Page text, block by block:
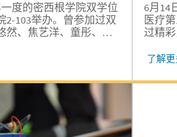
度的密西根学院双学位
2-103举办。曾参加过双
然、焦艺洋、童彤、胡
位项目的同学们描述了
活感悟。交流会现场氛
6月14
医疗
过精
生提
神和
了解更